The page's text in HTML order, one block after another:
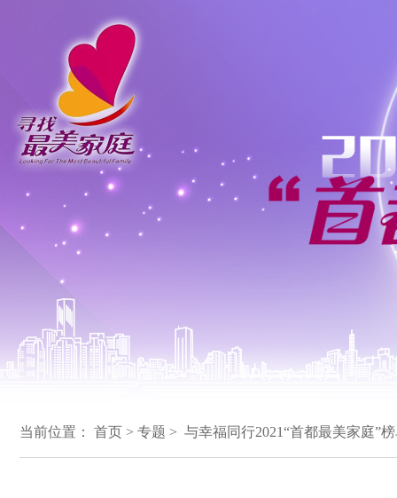
当前位置： 首页> 专题 > 与幸福同行2021“首都最美家庭”